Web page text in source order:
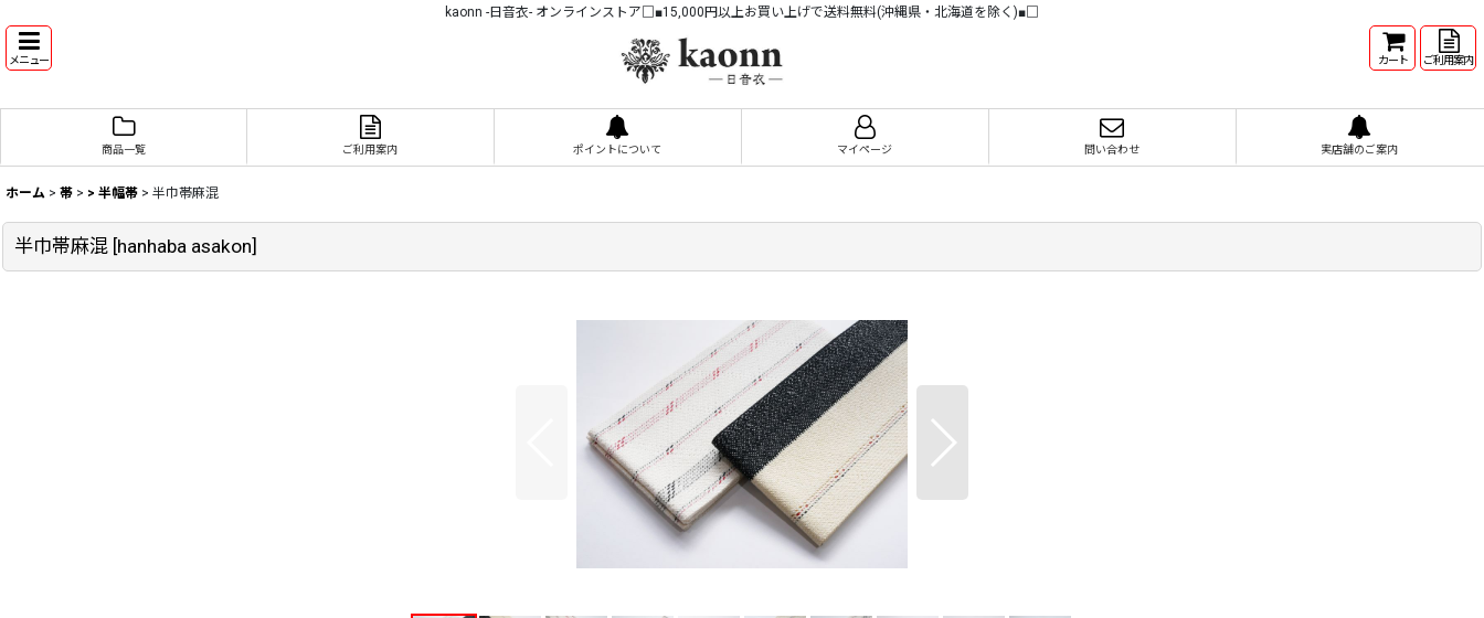
kaonn -日音衣- オンラインストア□■15,000円以上お買い上げで送料無料(沖縄県・北海道を除く)■□
メニュー カート ご利用案内
商品一覧 ご利用案内 ポイントについて マイページ 問い合わせ 実店舗のご案内
ホーム > 帯 > > 半幅帯 > 半巾帯麻混
半巾帯麻混 [hanhaba asakon]